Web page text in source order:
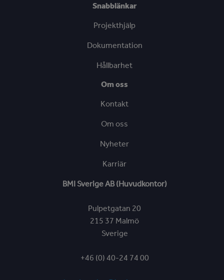
Snabblänkar
Projekthjälp
Dokumentation
Hållbarhet
Om oss
Kontakt
Om oss
Nyheter
Karriär
BMI Sverige AB (Huvudkontor)
Pulpetgatan 20
215 37 Malmö
Sverige
+46 (0) 40-24 74 00